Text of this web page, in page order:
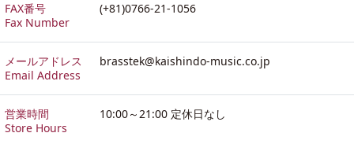
FAX番号
Fax Number
(+81)0766-21-1056
メールアドレス
Email Address
brasstek@kaishindo-music.co.jp
営業時間
Store Hours
10:00～21:00 定休日なし